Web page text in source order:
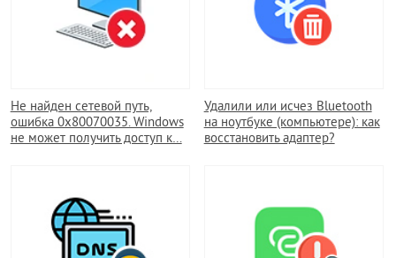
Не найден сетевой путь,
ошибка 0x80070035. Windows
не может получить доступ к…
Удалили или исчез Bluetooth
на ноутбуке (компьютере): как
восстановить адаптер?